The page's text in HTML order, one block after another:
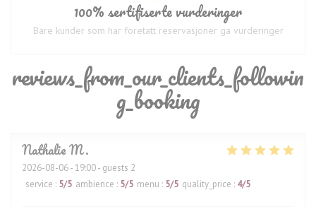
reviews_from_our_clients_followin
g_booking
NathalieM
2026-08-06- 19:00 - guests 2
service : 5/5 ambience : 5/5 menu : 5/5 quality_price : 4/5
100% sertifiserte vurderinger
Bare kunder som har foretatt reservasjoner ga vurderinger